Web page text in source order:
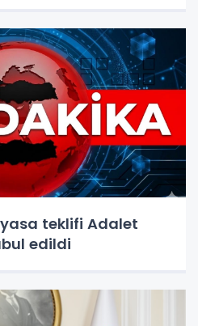
yasa teklifi Adalet
edildi